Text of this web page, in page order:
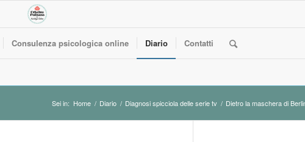
Consulenza psicologica online Diario Contatti
Sei in: Home / Diario / Diagnosi spicciola delle serie tv / Dietro la maschera di